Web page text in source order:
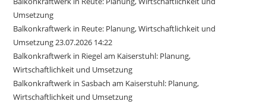
Umsetzung
Balkonkraftwerk in Reute: Planung, Wirtschaftlichkeit und
Umsetzung 23.07.2026 14:22
Balkonkraftwerk in Riegel am Kaiserstuhl: Planung,
Wirtschaftlichkeit und Umsetzung
Balkonkraftwerk in Sasbach am Kaiserstuhl: Planung,
Wirtschaftlichkeit und Umsetzung